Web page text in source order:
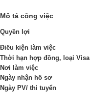
Mô tả công việc
Quyền lợi
Điều kiện làm việc
Thời hạn hợp đồng, loại Visa
Nơi làm việc
Ngày nhận hồ sơ
Ngày PV/ thi tuyển